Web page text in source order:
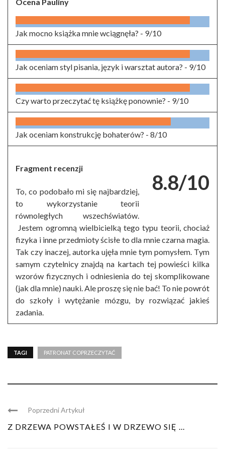
Jak mocno książka mnie wciągnęła? - 9/10
Jak oceniam styl pisania, język i warsztat autora? - 9/10
Czy warto przeczytać tę książkę ponownie? - 9/10
Jak oceniam konstrukcję bohaterów? - 8/10
8.8/10
Fragment recenzji
To, co podobało mi się najbardziej,
to wykorzystanie teorii
równoległych wszechświatów.
Jestem ogromną wielbicielką tego typu teorii, chociaż
fizyka i inne przedmioty ścisłe to dla mnie czarna magia.
Tak czy inaczej, autorka ujęła mnie tym pomysłem. Tym
samym czytelnicy znajdą na kartach tej powieści kilka
wzorów fizycznych i odniesienia do tej skomplikowane
(jak dla mnie) nauki. Ale proszę się nie bać! To nie powrót
do szkoły i wytężanie mózgu, by rozwiązać jakieś
zadania.
TAGI PATRONAT COPRZECZYTAĆ
Poprzedni Artykuł
Z DRZEWA POWSTAŁEŚ I W DRZEWO SIĘ ...